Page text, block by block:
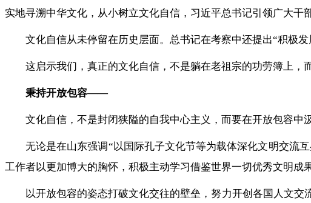
实地寻溯中华文化，从小树立文化自信，习近平总书记引领广大干
文化自信从未停留在历史层面。总书记在考察中还提出“积极
这启示我们，真正的文化自信，不是躺在老祖宗的功劳簿上，
秉持开放包容——
文化自信，不是封闭狭隘的自我中心主义，而要在开放包容中
无论是在山东强调“以国际孔子文化节等为载体深化文明交流
工作者以更加博大的胸怀，积极主动学习借鉴世界一切优秀文明成果
以开放包容的姿态打破文化交往的壁垒，努力开创各国人文